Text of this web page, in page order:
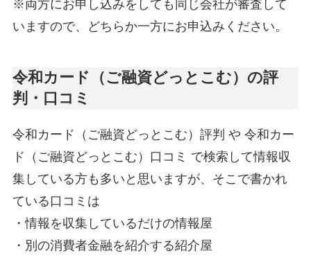
※両方にお申し込みをしても同じ会社が審査して
いますので、どちらか一方にお申込みください。
令和カード（ご融資どっとこむ）の評
判・口コミ
令和カード（ご融資どっとこむ）評判 や 令和カー
ド（ご融資どっとこむ）口コミ で検索して情報収
集している方も多いと思いますが、そこで書かれ
ている口コミは
・情報を収集しているだけの情報屋
・別の消費者金融を紹介する紹介屋